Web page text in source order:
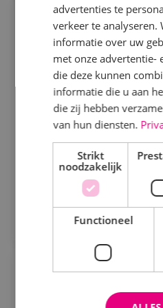
Specialisme
Staf
Uren
Fulltime
Parttime
Servicemonteur
Energietechniek Fulltime
Sprundel
Jij zorgt dat installaties
Vol energie, vakmanschap
Bekijk
Direct
Projectmonteur
Werktuigbouwkunde
advertenties te
verkeer te analyseren.
informatie over uw
met onze advertentie-
die deze kunnen
informatie die u aan
die zij hebben
van hun diensten.
Strikt
noodzakelijk
Functioneel